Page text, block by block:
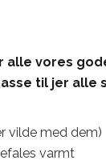
vores
til jer alle
vilde med dem)
varmt